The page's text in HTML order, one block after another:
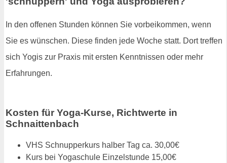
In den offenen Stunden können Sie vorbeikommen, wenn
Sie es wünschen. Diese finden jede Woche statt. Dort treffen
sich Yogis zur Praxis mit ersten Kenntnissen oder mehr
Erfahrungen.
Kosten für Yoga-Kurse, Richtwerte in
Schnaittenbach
VHS Schnupperkurs halber Tag ca. 30,00€
Kurs bei Yogaschule Einzelstunde 15,00€